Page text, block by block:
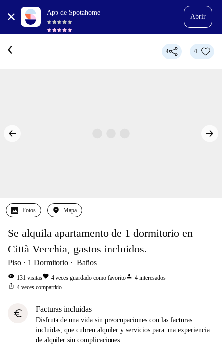
App de Spotahome
Abrir
4 4
Fotos Mapa
Se alquila apartamento de 1 dormitorio en
Città Vecchia, gastos incluidos.
Piso 1 Dormitorio Baños
visibility 131 visitasfavorite 4 veces guardado como favoritoperson 4 interesados
ios_share 4 veces compartido
euro Facturas incluidas
Disfruta de una vida sin preocupaciones con las facturas
incluidas, que cubren alquiler y servicios para una experiencia
de alquiler sin complicaciones.